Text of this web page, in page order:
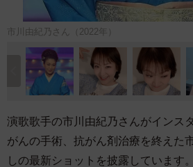
市川由紀乃さん（2022年）
演歌歌手の市川由紀乃さんがインス
がんの手術、抗がん剤治療を終えた
しの最新ショットを披露しています。